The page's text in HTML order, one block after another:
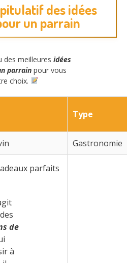
des idées
un parrain
des meilleures idées
parrain pour vous
choix.
Type
Gastronomie
parfaits
de
à